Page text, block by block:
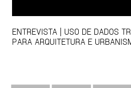
ENTREVISTA | USO DE DADOS
PARA ARQUITETURA E